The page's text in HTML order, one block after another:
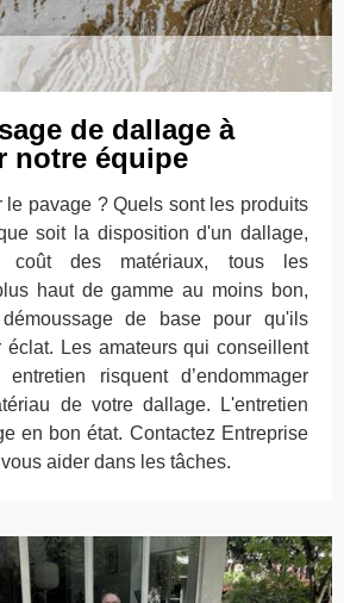
de dallage à
notre équipe
le pavage ? Quels sont les produits
soit la disposition d'un dallage,
coût des matériaux, tous les
haut de gamme au moins bon,
de base pour qu'ils
éclat. Les amateurs qui conseillent
risquent d’endommager
de votre dallage. L'entretien
en bon état. Contactez Entreprise
aider dans les tâches.